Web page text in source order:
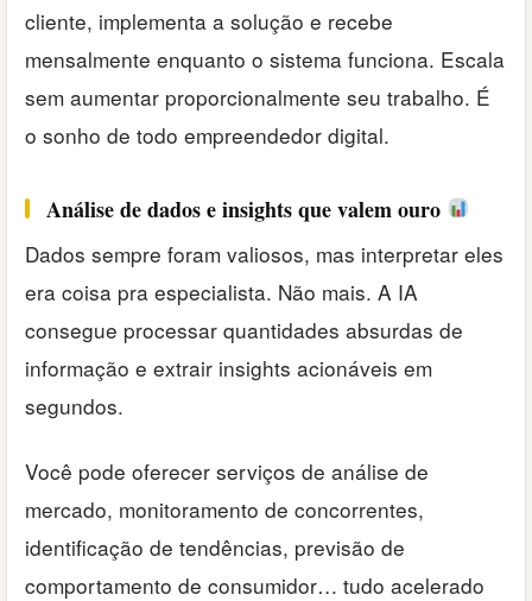
cliente, implementa a solução e recebe
mensalmente enquanto o sistema funciona. Escala
sem aumentar proporcionalmente seu trabalho. É
o sonho de todo empreendedor digital.
Análise de dados e insights que valem ouro
Dados sempre foram valiosos, mas interpretar eles
era coisa pra especialista. Não mais. A IA
consegue processar quantidades absurdas de
informação e extrair insights acionáveis em
segundos.
Você pode oferecer serviços de análise de
mercado, monitoramento de concorrentes,
identificação de tendências, previsão de
comportamento de consumidor… tudo acelerado